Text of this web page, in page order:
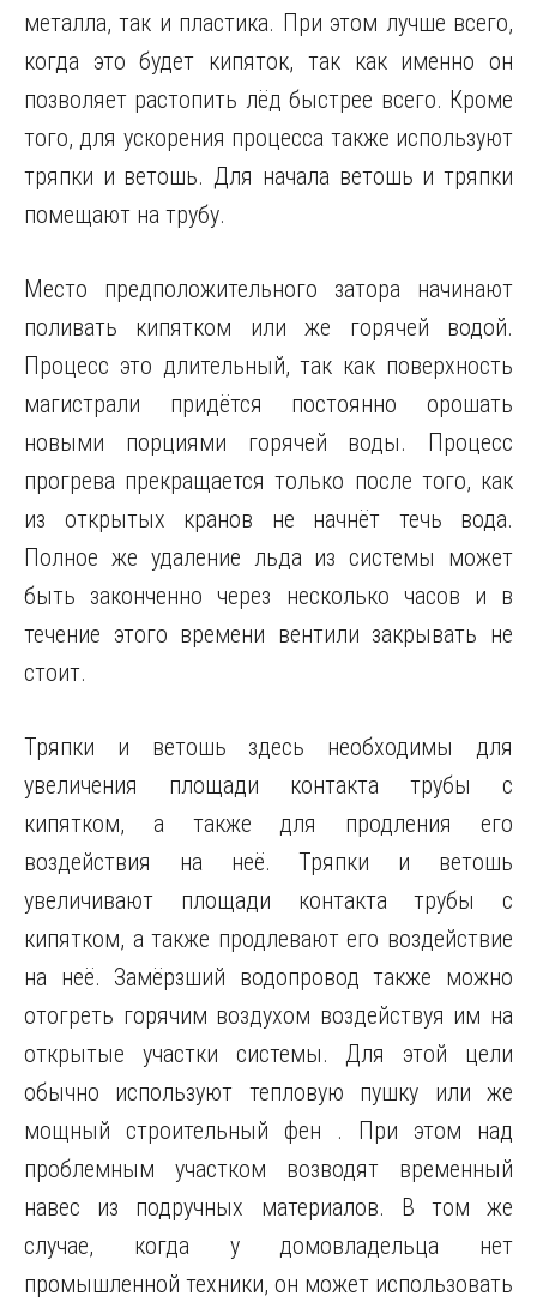
металла, так и пластика. При этом лучше всего,
когда это будет кипяток, так как именно он
позволяет растопить лёд быстрее всего. Кроме
того, для ускорения процесса также используют
тряпки и ветошь. Для начала ветошь и тряпки
помещают на трубу.
Место предположительного затора начинают
поливать кипятком или же горячей водой.
Процесс это длительный, так как поверхность
магистрали придётся постоянно орошать
новыми порциями горячей воды. Процесс
прогрева прекращается только после того, как
из открытых кранов не начнёт течь вода.
Полное же удаление льда из системы может
быть законченно через несколько часов и в
течение этого времени вентили закрывать не
стоит.
Тряпки и ветошь здесь необходимы для
увеличения площади контакта трубы с
кипятком, а также для продления его
воздействия на неё. Тряпки и ветошь
увеличивают площади контакта трубы с
кипятком, а также продлевают его воздействие
на неё. Замёрзший водопровод также можно
отогреть горячим воздухом воздействуя им на
открытые участки системы. Для этой цели
обычно используют тепловую пушку или же
мощный строительный фен . При этом над
проблемным участком возводят временный
навес из подручных материалов. В том же
случае, когда у домовладельца нет
промышленной техники, он может использовать